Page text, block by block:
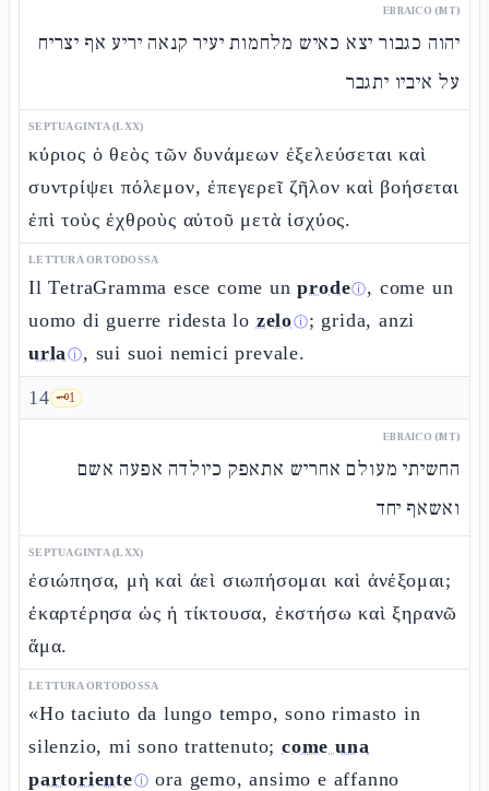
EBRAICO (MT)
יהוה כגבור יצא כאיש מלחמות יעיר קנאה יריע אף יצריח
על איביו יתגבר
SEPTUAGINTA (LXX)
κύριος ὁ θεὸς τῶν δυνάμεων ἐξελεύσεται καὶ
συντρίψει πόλεμον, ἐπεγερεῖ ζῆλον καὶ βοήσεται
ἐπὶ τοὺς ἐχθροὺς αὐτοῦ μετὰ ἰσχύος.
LETTURA ORTODOSSA
Il TetraGramma esce come unprodeⓘ, come un
uomo di guerre ridesta lo zeloⓘ; grida, anzi
urlaⓘ, sui suoi nemici prevale.
14 🗝️1
EBRAICO (MT)
החשיתי מעולם אחריש אתאפק כיולדה אפעה אשם
ואשאף יחד
SEPTUAGINTA (LXX)
ἐσιώπησα, μὴ καὶ ἀεὶ σιωπήσομαι καὶ ἀνέξομαι;
ἐκαρτέρησα ὡς ἡ τίκτουσα, ἐκστήσω καὶ ξηρανῶ
ἅμα.
LETTURA ORTODOSSA
«Ho taciuto da lungo tempo, sono rimasto in
silenzio, mi sono trattenuto;come una
partorienteⓘ ora gemo, ansimo e affanno